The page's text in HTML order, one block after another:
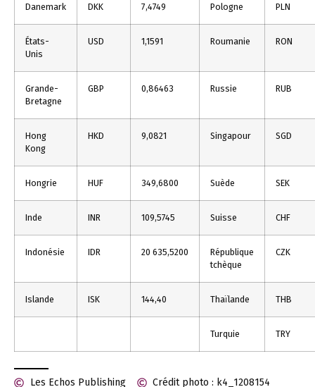
Danemark DKK 7,4749 Pologne PLN
États-
Unis
USD 1,1591 Roumanie RON
Grande-
Bretagne
GBP 0,86463 Russie RUB
Hong
Kong
HKD 9,0821 Singapour SGD
Hongrie HUF 349,6800 Suède SEK
Inde INR 109,5745 Suisse CHF
Indonésie IDR 20 635,5200
République
tchèque
CZK
Islande ISK 144,40 Thaïlande THB
Turquie TRY
Les Echos Publishing Crédit photo : k4_1208154